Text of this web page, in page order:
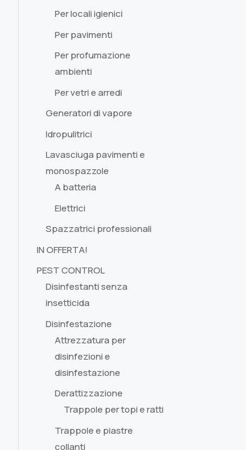
Per locali igienici
Per pavimenti
Per profumazione
ambienti
Per vetri e arredi
Generatori di vapore
Idropulitrici
Lavasciuga pavimenti e
monospazzole
A batteria
Elettrici
Spazzatrici professionali
IN OFFERTA!
PEST CONTROL
Disinfestanti senza
insetticida
Disinfestazione
Attrezzatura per
disinfezioni e
disinfestazione
Derattizzazione
Trappole per topi e ratti
Trappole e piastre
collanti